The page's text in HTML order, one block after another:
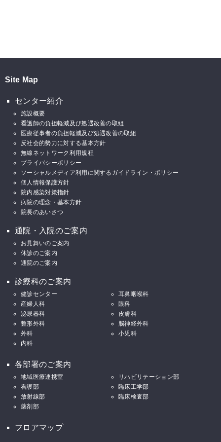
Site Map
センター紹介
施設概要
看護師の負担軽減及び処遇改善の取組
医療従事者の負担軽減及び処遇改善の取組
反社会的勢力に対する基本方針
無線ネットワーク利用規程
プライバシーポリシー
ソーシャルメディア利用に関するガイドライン・ポリシー
個人情報保護方針
院内感染対策指針
病院の理念・基本方針
院長のあいさつ
通院・入院のご案内
お見舞いのご案内
休診のご案内
通院のご案内
診療科のご案内
健診センター
耳鼻咽喉科
産婦人科
眼科
泌尿器科
皮膚科
整形外科
脳神経外科
外科
小児科
内科
各部署のご案内
地域医療連携室
リハビリテーション部
看護部
臨床工学部
放射線部
臨床検査部
薬剤部
フロアマップ